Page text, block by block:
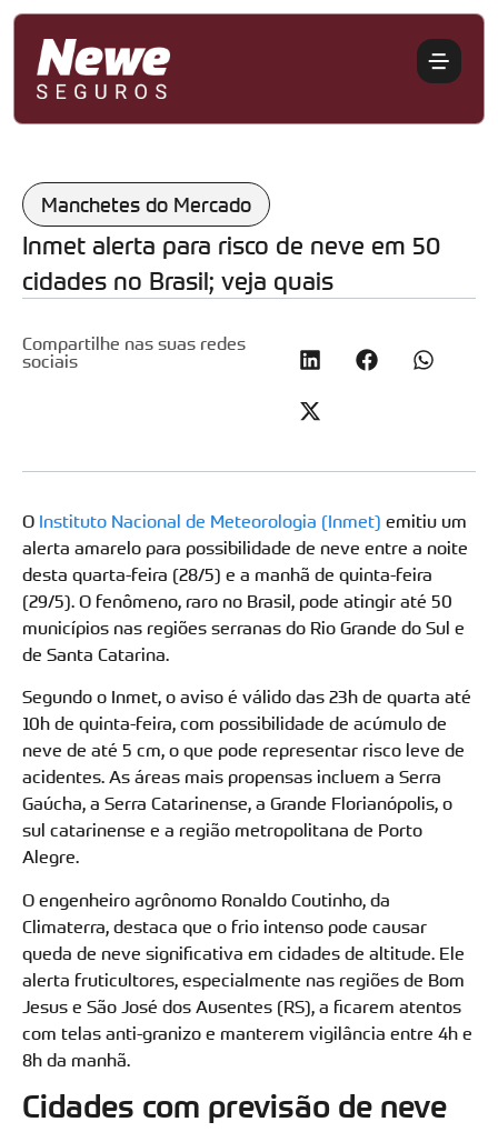
Manchetes do Mercado
Inmet alerta para risco de neve em 50
cidades no Brasil; veja quais
Compartilhe nas suas redes
sociais
O Instituto Nacional de Meteorologia (Inmet) emitiu um
alerta amarelo para possibilidade de neve entre a noite
desta quarta-feira (28/5) e a manhã de quinta-feira
(29/5). O fenômeno, raro no Brasil, pode atingir até 50
municípios nas regiões serranas do Rio Grande do Sul e
de Santa Catarina.
Segundo o Inmet, o aviso é válido das 23h de quarta até
10h de quinta-feira, com possibilidade de acúmulo de
neve de até 5 cm, o que pode representar risco leve de
acidentes. As áreas mais propensas incluem a Serra
Gaúcha, a Serra Catarinense, a Grande Florianópolis, o
sul catarinense e a região metropolitana de Porto
Alegre.
O engenheiro agrônomo Ronaldo Coutinho, da
Climaterra, destaca que o frio intenso pode causar
queda de neve significativa em cidades de altitude. Ele
alerta fruticultores, especialmente nas regiões de Bom
Jesus e São José dos Ausentes (RS), a ficarem atentos
com telas anti-granizo e manterem vigilância entre 4h e
8h da manhã.
Cidades com previsão de neve